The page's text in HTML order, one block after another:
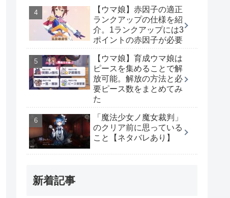
【ウマ娘】赤因子の適正
ランクアップの仕様を紹
介。1ランクアップには3
ポイントの赤因子が必要
【ウマ娘】育成ウマ娘は
ピースを集めることで解
放可能。解放の方法と必
要ピース数をまとめてみ
た
「魔法少女ノ魔女裁判」
のクリア前に思っている
こと【ネタバレあり】
新着記事